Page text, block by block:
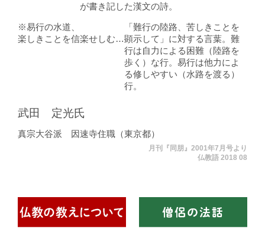
が書き記した漢文の詩。
易行の水道、
楽しきことを信楽せしむ
「難行の陸路、苦しきことを
顕示して」に対する言葉。難
行は自力による困難（陸路を
歩く）な行。易行は他力によ
る修しやすい（水路を渡る）
行。
武田 定光氏
真宗大谷派 因速寺住職（東京都）
月刊『同朋』2001年7月号より
仏教語 2018 08